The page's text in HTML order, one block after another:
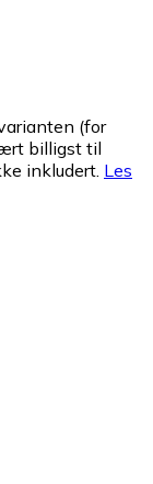
(for
billigst til
inkludert. Les